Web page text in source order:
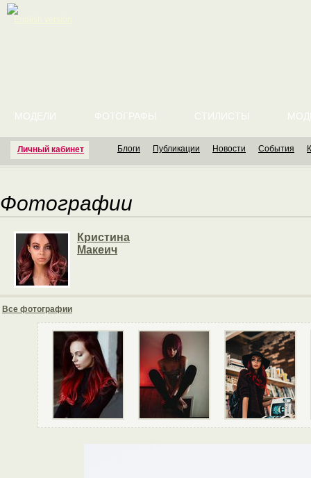
Личный кабинет
МОДЕЛИ ФОТОГРАФЫ СТИЛИСТЫ
Блоги Публикации Новости События
Фотографии
Кристина
Макеич
Все фотографии